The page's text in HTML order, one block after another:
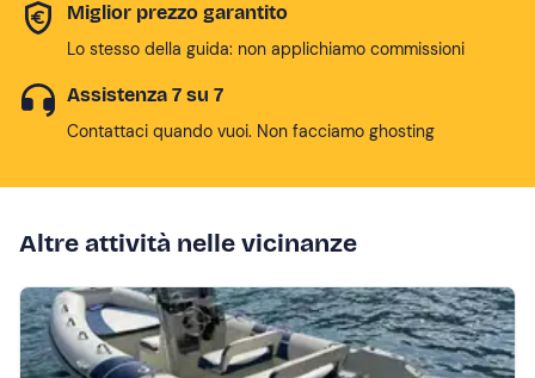
Miglior prezzo garantito
Lo stesso della guida: non applichiamo commissioni
Assistenza 7 su 7
Contattaci quando vuoi. Non facciamo ghosting
Altre attività nelle vicinanze